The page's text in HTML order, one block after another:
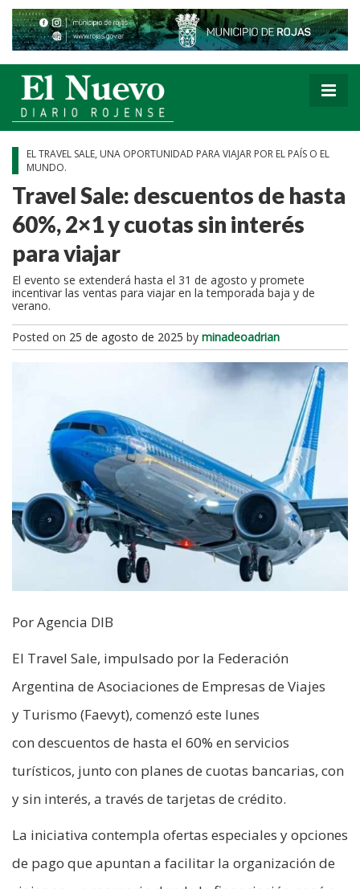
EL TRAVEL SALE, UNA OPORTUNIDAD PARA VIAJAR POR EL PAÍS O EL
MUNDO.
Travel Sale: descuentos de hasta
60%, 2×1 y cuotas sin interés
para viajar
El evento se extenderá hasta el 31 de agosto y promete
incentivar las ventas para viajar en la temporada baja y de
verano.
Posted on 25 de agosto de 2025 by minadeoadrian
Por Agencia DIB
El Travel Sale, impulsado por la Federación
Argentina de Asociaciones de Empresas de Viajes
y Turismo (Faevyt), comenzó este lunes
con descuentos de hasta el 60% en servicios
turísticos, junto con planes de cuotas bancarias, con
y sin interés, a través de tarjetas de crédito.
La iniciativa contempla ofertas especiales y opciones
de pago que apuntan a facilitar la organización de